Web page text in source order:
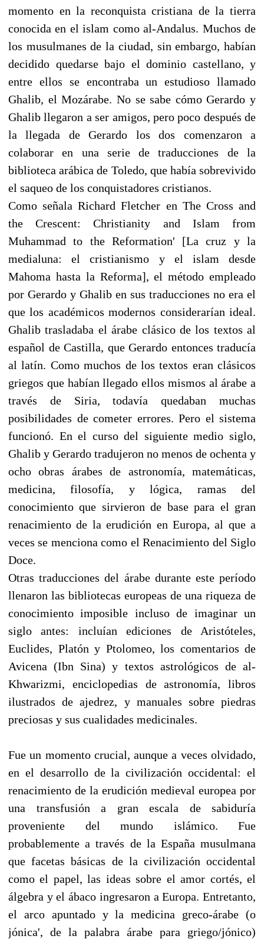
momento en la reconquista cristiana de la tierra
conocida en el islam como al-Andalus. Muchos de
los musulmanes de la ciudad, sin embargo, habían
decidido quedarse bajo el dominio castellano, y
entre ellos se encontraba un estudioso llamado
Ghalib, el Mozárabe. No se sabe cómo Gerardo y
Ghalib llegaron a ser amigos, pero poco después de
la llegada de Gerardo los dos comenzaron a
colaborar en una serie de traducciones de la
biblioteca arábica de Toledo, que había sobrevivido
el saqueo de los conquistadores cristianos.
Como señala Richard Fletcher en The Cross and
the Crescent: Christianity and Islam from
Muhammad to the Reformation' [La cruz y la
medialuna: el cristianismo y el islam desde
Mahoma hasta la Reforma], el método empleado
por Gerardo y Ghalib en sus traducciones no era el
que los académicos modernos considerarían ideal.
Ghalib trasladaba el árabe clásico de los textos al
español de Castilla, que Gerardo entonces traducía
al latín. Como muchos de los textos eran clásicos
griegos que habían llegado ellos mismos al árabe a
través de Siria, todavía quedaban muchas
posibilidades de cometer errores. Pero el sistema
funcionó. En el curso del siguiente medio siglo,
Ghalib y Gerardo tradujeron no menos de ochenta y
ocho obras árabes de astronomía, matemáticas,
medicina, filosofía, y lógica, ramas del
conocimiento que sirvieron de base para el gran
renacimiento de la erudición en Europa, al que a
veces se menciona como el Renacimiento del Siglo
Doce.
Otras traducciones del árabe durante este período
llenaron las bibliotecas europeas de una riqueza de
conocimiento imposible incluso de imaginar un
siglo antes: incluían ediciones de Aristóteles,
Euclides, Platón y Ptolomeo, los comentarios de
Avicena (Ibn Sina) y textos astrológicos de al-
Khwarizmi, enciclopedias de astronomía, libros
ilustrados de ajedrez, y manuales sobre piedras
preciosas y sus cualidades medicinales.
Fue un momento crucial, aunque a veces olvidado,
en el desarrollo de la civilización occidental: el
renacimiento de la erudición medieval europea por
una transfusión a gran escala de sabiduría
proveniente del mundo islámico. Fue
probablemente a través de la España musulmana
que facetas básicas de la civilización occidental
como el papel, las ideas sobre el amor cortés, el
álgebra y el ábaco ingresaron a Europa. Entretanto,
el arco apuntado y la medicina greco-árabe (o
jónica', de la palabra árabe para griego/jónico)